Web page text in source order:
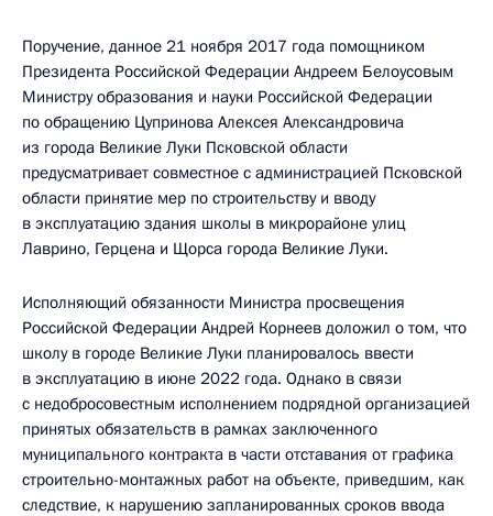
Поручение, данное 21 ноября 2017 года помощником
Президента Российской Федерации Андреем Белоусовым
Министру образования и науки Российской Федерации
по обращению Цупринова Алексея Александровича
из города Великие Луки Псковской области
предусматривает совместное с администрацией Псковской
области принятие мер по строительству и вводу
в эксплуатацию здания школы в микрорайоне улиц
Лаврино, Герцена и Щорса города Великие Луки.
Исполняющий обязанности Министра просвещения
Российской Федерации Андрей Корнеев доложил о том, что
школу в городе Великие Луки планировалось ввести
в эксплуатацию в июне 2022 года. Однако в связи
с недобросовестным исполнением подрядной организацией
принятых обязательств в рамках заключенного
муниципального контракта в части отставания от графика
строительно-монтажных работ на объекте, приведшим, как
следствие, к нарушению запланированных сроков ввода